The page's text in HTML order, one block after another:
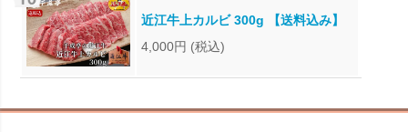
近江牛上カルビ 300g 【送料込み】
4,000円 (税込)